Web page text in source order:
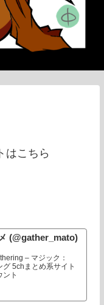
はこちら
(@gather_mato)
– マジック：
グ 5chまとめ系サイト
ント